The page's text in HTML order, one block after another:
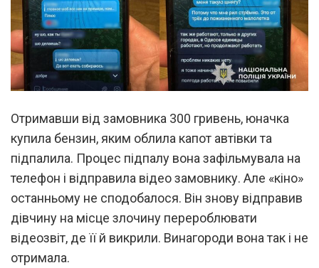
Отримавши від замовника 300 гривень, юначка
купила бензин, яким облила капот автівки та
підпалила. Процес підпалу вона зафільмувала на
телефон і відправила відео замовнику. Але «кіно»
останньому не сподобалося. Він знову відправив
дівчину на місце злочину перероблювати
відеозвіт, де її й викрили. Винагороди вона так і не
отримала.